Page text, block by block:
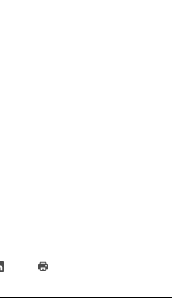
LinkedIn
drucken